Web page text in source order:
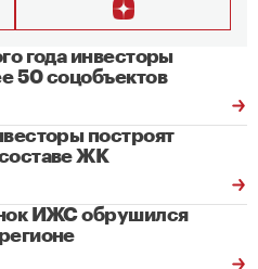
года инвесторы
50 соцобъектов
построят
ЖК
ИЖС обрушился